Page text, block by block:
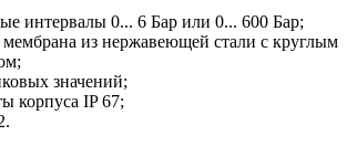
интервалы 0... 6 Бар или 0... 600 Бар;
мембрана из нержавеющей стали с круглым
значений;
корпуса IP 67;